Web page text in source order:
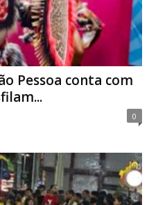
Pessoa conta com
0